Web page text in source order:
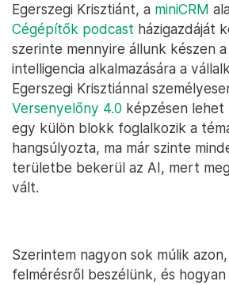
Egerszegi Krisztiánt, a miniCRM
Cégépítők podcast házigazdáját
szerinte mennyire állunk készen
intelligencia alkalmazására a
Egerszegi Krisztiánnal
Versenyelőny 4.0 képzésen lehet
egy külön blokk foglalkozik a
hangsúlyozta, ma már szinte
területbe bekerül az AI, mert
vált.
Szerintem nagyon sok múlik
felmérésről beszélünk, és